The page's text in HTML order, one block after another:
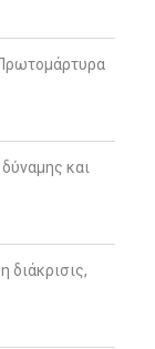
και
διάκρισις,